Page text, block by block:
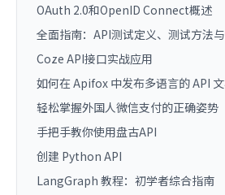
OAuth 2.0和OpenID Connect概述
全面指南：API测试定义、测试方法
Coze API接口实战应用
如何在 Apifox 中发布多语言的 API 文
轻松掌握外国人微信支付的正确姿势
手把手教你使用盘古API
创建 Python API
LangGraph 教程：初学者综合指南